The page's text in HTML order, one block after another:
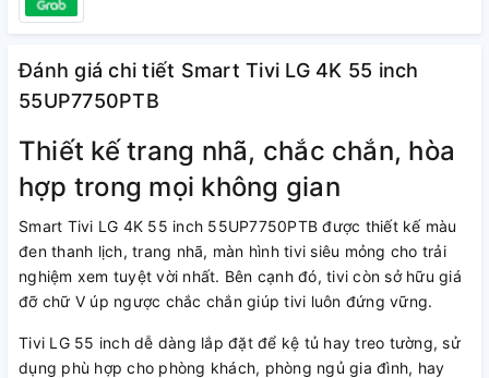
Đánh giá chi tiết Smart Tivi LG 4K 55 inch
55UP7750PTB
Thiết kế trang nhã, chắc chắn, hòa
hợp trong mọi không gian
Smart Tivi LG 4K 55 inch 55UP7750PTB được thiết kế màu
đen thanh lịch, trang nhã, màn hình tivi siêu mỏng cho trải
nghiệm xem tuyệt vời nhất. Bên cạnh đó, tivi còn sở hữu giá
đỡ chữ V úp ngược chắc chắn giúp tivi luôn đứng vững.
Tivi LG 55 inch dễ dàng lắp đặt để kệ tủ hay treo tường, sử
dụng phù hợp cho phòng khách, phòng ngủ gia đình, hay